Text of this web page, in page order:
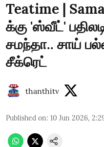
Teatime |
க்கு 'ஸ்வீட்'
சமந்தா.. சாய்
சீக்ரெட்
thanthitv
Published on: 10 Jun 2026,